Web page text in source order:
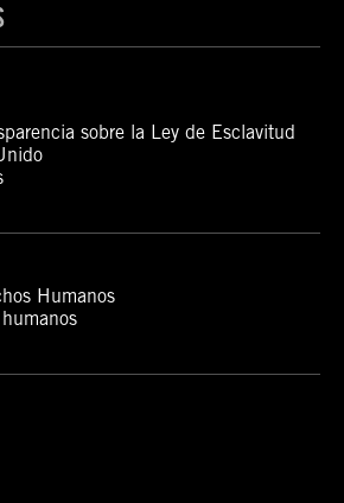
sobre la Ley de Esclavitud
Humanos